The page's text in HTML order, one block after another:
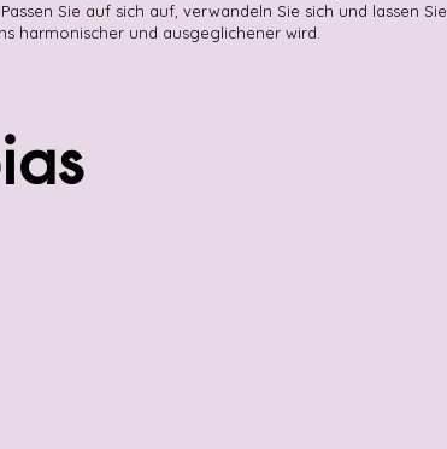
Sie auf sich auf, verwandeln Sie sich und lassen Sie
harmonischer und ausgeglichener wird.